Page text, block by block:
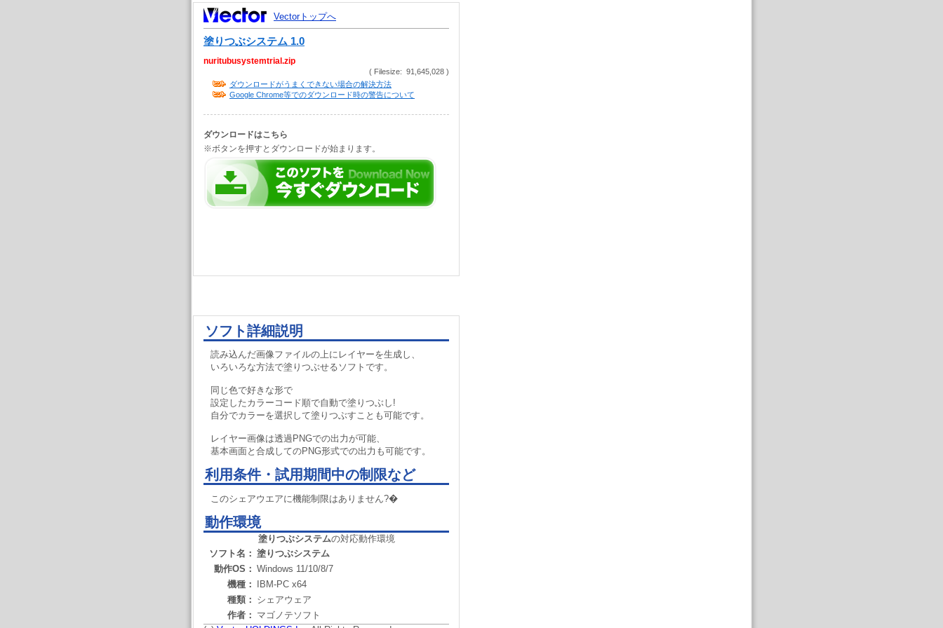
Vectorトップへ
塗りつぶシステム 1.0
nuritubusystemtrial.zip
( Filesize: 91,645,028 )
ダウンロードがうまくできない場合の解決方法
Google Chrome等でのダウンロード時の警告について
ダウンロードはこちら
※ボタンを押すとダウンロードが始まります。
ソフト詳細説明
読み込んだ画像ファイルの上にレイヤーを生成し、
いろいろな方法で塗りつぶせるソフトです。
同じ色で好きな形で
設定したカラーコード順で自動で塗りつぶし!
自分でカラーを選択して塗りつぶすことも可能です。
レイヤー画像は透過PNGでの出力が可能、
基本画面と合成してのPNG形式での出力も可能です。
利用条件・試用期間中の制限など
このシェアウエアに機能制限はありません?�
動作環境
塗りつぶシステムの対応動作環境
ソフト名： 塗りつぶシステム
動作OS： Windows 11/10/8/7
機種：
IBM-PC x64
種類： シェアウェア
作者： マゴノテソフト